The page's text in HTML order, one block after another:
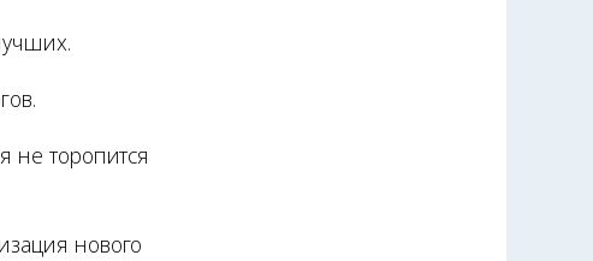
не торопится
нового